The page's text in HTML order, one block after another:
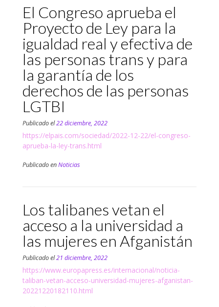
El Congreso aprueba el
Proyecto de Ley para la
igualdad real y efectiva de
las personas trans y para
la garantía de los
derechos de las personas
LGTBI
Publicado el22 diciembre, 2022
https://elpais.com/sociedad/2022-12-22/el-congreso-
aprueba-la-ley-trans.html
Publicado enNoticias
Los talibanes vetan el
acceso a la universidad a
las mujeres en Afganistán
Publicado el21 diciembre, 2022
https://www.europapress.es/internacional/noticia-
taliban-vetan-acceso-universidad-mujeres-afganistan-
20221220182110.html